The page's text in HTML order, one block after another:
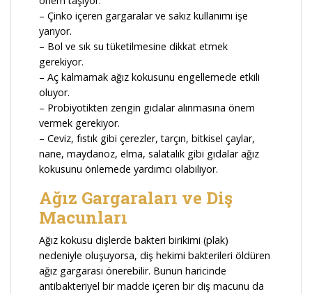
– Çinko içeren gargaralar ve sakız kullanımı işe
yarıyor.
– Bol ve sık su tüketilmesine dikkat etmek
gerekiyor.
– Aç kalmamak ağız kokusunu engellemede etkili
oluyor.
– Probiyotikten zengin gıdalar alınmasına önem
vermek gerekiyor.
– Ceviz, fıstık gibi çerezler, tarçın, bitkisel çaylar,
nane, maydanoz, elma, salatalık gibi gıdalar ağız
kokusunu önlemede yardımcı olabiliyor.
Ağız Gargaraları ve Diş
Macunları
Ağız kokusu dişlerde bakteri birikimi (plak)
nedeniyle oluşuyorsa, diş hekimi bakterileri öldüren
ağız gargarası önerebilir. Bunun haricinde
antibakteriyel bir madde içeren bir diş macunu da